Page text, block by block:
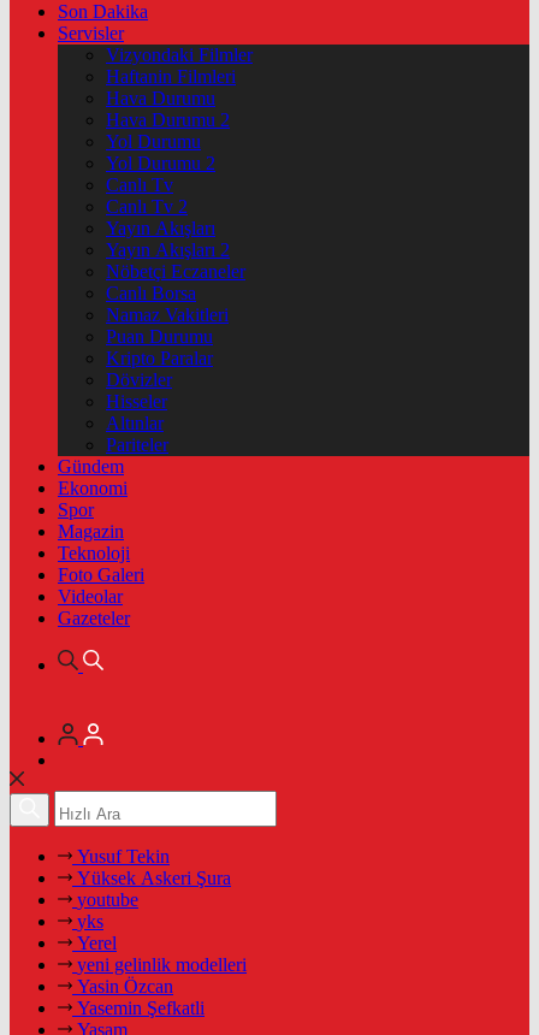
Son Dakika
Servisler
Vizyondaki Filmler
Haftanin Filmleri
Hava Durumu
Hava Durumu 2
Yol Durumu
Yol Durumu 2
Canlı Tv
Canlı Tv 2
Yayın Akışları
Yayın Akışları 2
Nöbetçi Eczaneler
Canlı Borsa
Namaz Vakitleri
Puan Durumu
Kripto Paralar
Dövizler
Hisseler
Altınlar
Pariteler
Gündem
Ekonomi
Spor
Magazin
Teknoloji
Foto Galeri
Videolar
Gazeteler
Yusuf Tekin
Yüksek Askeri Şura
youtube
yks
Yerel
yeni gelinlik modelleri
Yasin Özcan
Yasemin Şefkatli
Yaşam